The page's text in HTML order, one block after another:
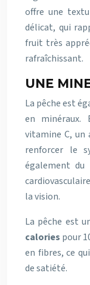
offre une
délicat, qui
fruit très
rafraîchissant.
UNE
La pêche est
en minéraux.
vitamine C, un
renforcer le
également du
la vision.
La pêche est
calories pour
en fibres, ce
de satiété.